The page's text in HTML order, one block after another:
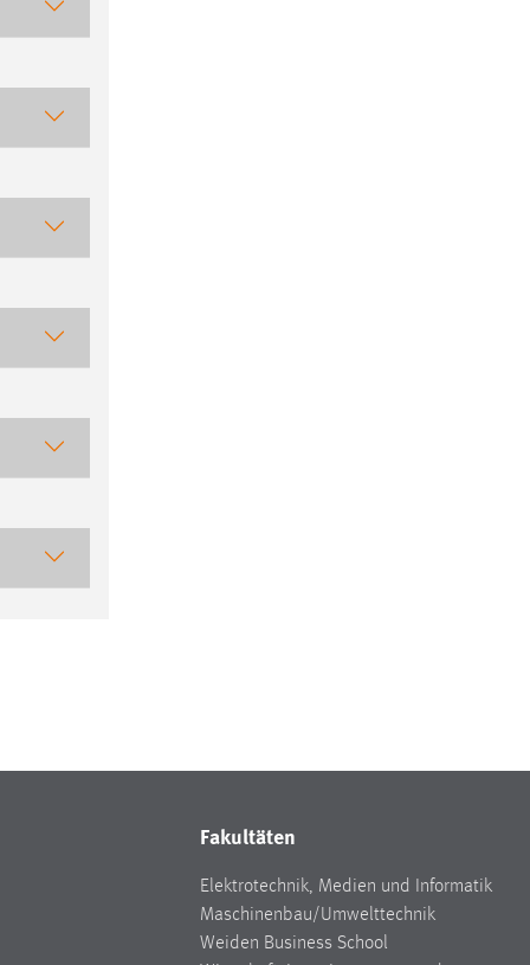
Fakultäten
Elektrotechnik, Medien und Informatik
Maschinenbau/Umwelttechnik
Weiden Business School